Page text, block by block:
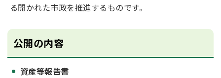
る開かれた市政を推進するものです。
公開の内容
資産等報告書